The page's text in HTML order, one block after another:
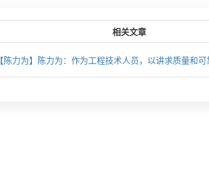
相关文章
【陈力为】陈力为：作为工程技术人员，以讲求质量和